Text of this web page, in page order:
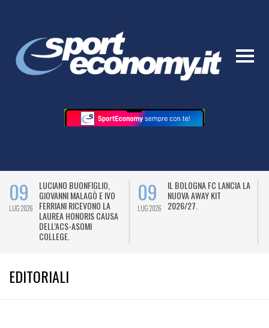
09
LUG 2026
LUCIANO BUONFIGLIO,
GIOVANNI MALAGÒ E IVO
FERRIANI RICEVONO LA
LAUREA HONORIS CAUSA
DELL’ACS-ASOMI
COLLEGE.
09
LUG 2026
IL BOLOGNA FC LANCIA LA
NUOVA AWAY KIT
2026/27.
EDITORIALI